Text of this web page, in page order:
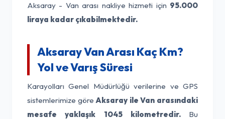
Aksaray - Van arası nakliye hizmeti için 95.000
liraya kadar çıkabilmektedir.
Aksaray Van Arası Kaç Km?
Yol ve Varış Süresi
Karayolları Genel Müdürlüğü verilerine ve GPS
sistemlerimize göreAksaray ile Van arasındaki
mesafe yaklaşık 1045 kilometredir.Bu